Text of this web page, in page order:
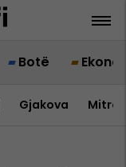
Botë
Gjakova